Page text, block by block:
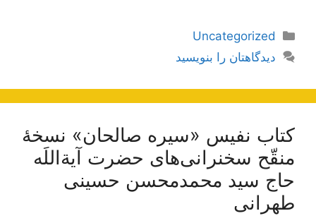
دسته‌ها
Uncategorized
دیدگاهتان را بنویسید
کتاب نفیس «سیره صالحان» نسخۀ
منقّح سخنرانی‌های حضرت آیة‌اللَه
حاج سید محمدمحسن حسینی
طهرانی